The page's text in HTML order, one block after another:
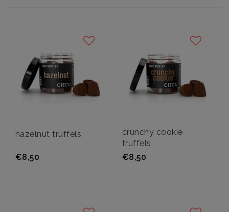
hazelnut truffels
€8,50
crunchy cookie
truffels
€8,50